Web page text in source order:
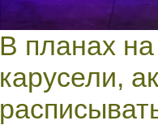
В планах на
карусели,